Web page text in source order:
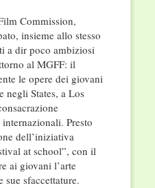
Commission,
insieme allo stesso
a dir poco ambiziosi
al MGFF: il
le opere dei giovani
negli States, a Los
Presto
dell’iniziativa
at school”, con il
ai giovani l’arte
sfaccettature.